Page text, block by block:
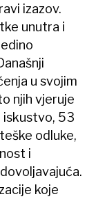
izazov.
unutra i
u svojim
njih vjeruje
iskustvo, 53
odluke,
i
koje